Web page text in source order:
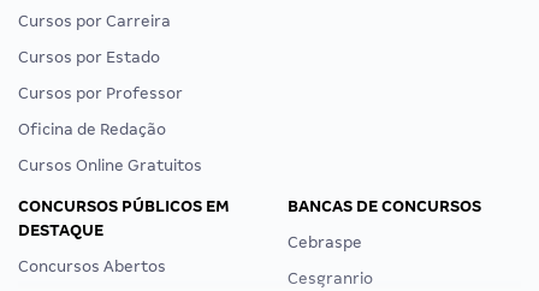
Cursos por Carreira
Cursos por Estado
Cursos por Professor
Oficina de Redação
Cursos Online Gratuitos
CONCURSOS PÚBLICOS EM
DESTAQUE
Concursos Abertos
BANCAS DE CONCURSOS
Cebraspe
Cesgranrio